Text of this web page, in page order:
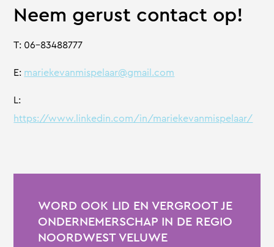
Neem gerust contact op!
T: 06-83488777
E: mariekevanmispelaar@gmail.com
L:
https://www.linkedin.com/in/mariekevanmispelaar/
WORD OOK LID EN VERGROOT JE
ONDERNEMERSCHAP IN DE REGIO
NOORDWEST VELUWE